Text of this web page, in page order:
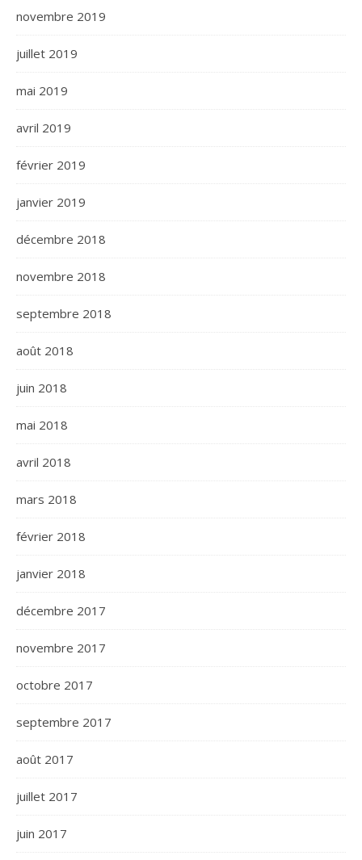
novembre 2019
juillet 2019
mai 2019
avril 2019
février 2019
janvier 2019
décembre 2018
novembre 2018
septembre 2018
août 2018
juin 2018
mai 2018
avril 2018
mars 2018
février 2018
janvier 2018
décembre 2017
novembre 2017
octobre 2017
septembre 2017
août 2017
juillet 2017
juin 2017